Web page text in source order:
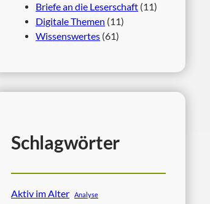
Briefe an die Leserschaft (11)
Digitale Themen (11)
Wissenswertes (61)
Schlagwörter
Aktiv im Alter Analyse